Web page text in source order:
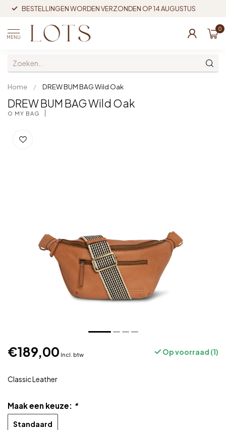
BESTELLINGEN WORDEN VERZONDEN OP 14 AUGUSTUS
MENU
0
Home / DREW BUM BAG Wild Oak
DREW BUM BAG Wild Oak
O MY BAG
€189,00 Incl. btw Op voorraad (1)
Classic Leather
Maak een keuze: *
Standaard